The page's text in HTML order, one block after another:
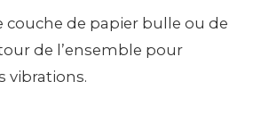
couche de papier bulle ou de
de l’ensemble pour
vibrations.